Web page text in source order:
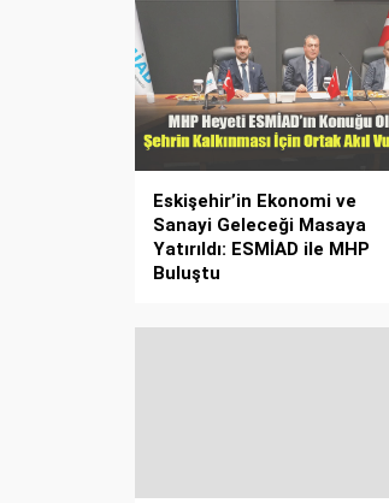
Eskişehir’in Ekonomi ve
Sanayi Geleceği Masaya
Yatırıldı: ESMİAD ile MHP
Buluştu